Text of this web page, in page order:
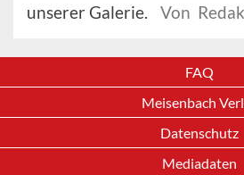
unserer Galerie.
Von
FAQ
Meisenbach
Datenschutz
Mediadaten